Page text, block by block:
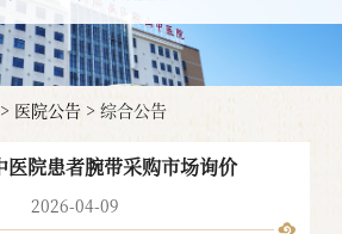
> 医院公告> 综合公告
医院患者腕带采购市场询价
2026-04-09